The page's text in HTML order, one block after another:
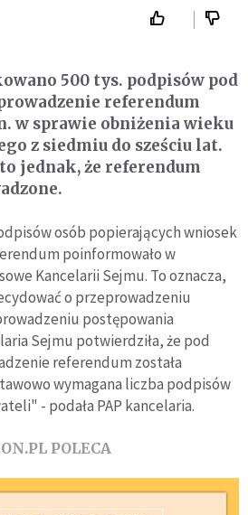
500 tys. podpisów pod
referendum
w sprawie obniżenia wieku
z siedmiu do sześciu lat.
jednak, że referendum
osób popierających wniosek
poinformowało w
Kancelarii Sejmu. To oznacza,
o przeprowadzeniu
postępowania
Sejmu potwierdziła, że pod
referendum została
wymagana liczba podpisów
- podała PAP kancelaria.
POLECA